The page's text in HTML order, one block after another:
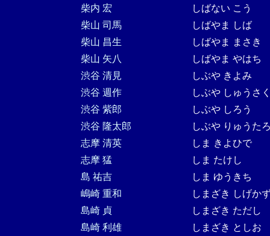
柴内 宏
しばない こう
柴山 司馬
しばやま しば
柴山 昌生
しばやま まさき
柴山 矢八
しばやま やはち
渋谷 清見
しぶや きよみ
渋谷 週作
しぶや しゅうさ
渋谷 紫郎
しぶや しろう
渋谷 隆太郎
しぶや りゅうた
志摩 清英
しま きよひで
志摩 猛
しま たけし
島 祐吉
しま ゆうきち
嶋崎 重和
しまざき しげか
島崎 貞
しまざき ただし
島崎 利雄
しまざき としお